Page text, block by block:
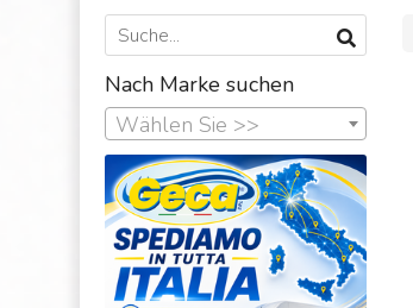
Nach Marke suchen
Wählen Sie >>